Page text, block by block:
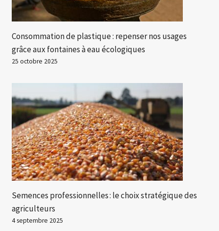
Consommation de plastique : repenser nos usages
grâce aux fontaines à eau écologiques
25 octobre 2025
Semences professionnelles : le choix stratégique des
agriculteurs
4 septembre 2025